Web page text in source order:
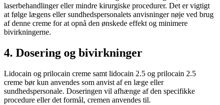
laserbehandlinger eller mindre kirurgiske procedurer. Det er vigtigt
at følge lægens eller sundhedspersonalets anvisninger nøje ved brug
af denne creme for at opnå den ønskede effekt og minimere
bivirkningerne.
4. Dosering og bivirkninger
Lidocain og prilocain creme samt lidocain 2.5 og prilocain 2.5
creme bør kun anvendes som anvist af en læge eller
sundhedspersonale. Doseringen vil afhænge af den specifikke
procedure eller det formål, cremen anvendes til.